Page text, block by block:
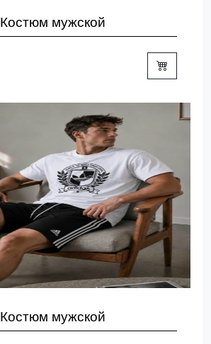
Костюм мужской
Костюм мужской